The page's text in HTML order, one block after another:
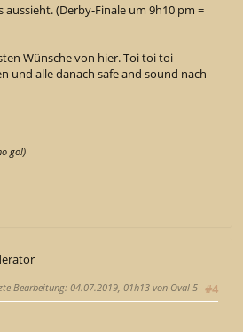
aussieht. (Derby-Finale um 9h10 pm =
Wünsche von hier. Toi toi toi
und alle danach safe and sound nach
go!)
#4
Bearbeitung: 04.07.2019, 01h13 von Oval 5